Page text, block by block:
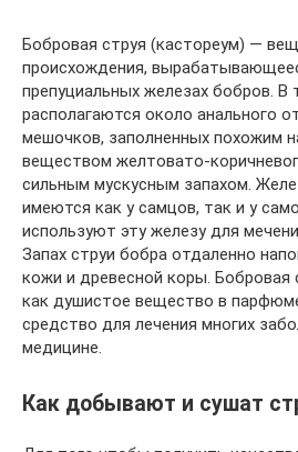
Бобровая струя (кастореум) —
происхождения,
препуциальных железах бобров. В
располагаются около анального
мешочков, заполненных похожим
веществом желтовато-
сильным мускусным запахом.
имеются как у самцов, так и у
используют эту железу для
Запах струи бобра отдаленно
кожи и древесной коры. Бобровая
как душистое вещество в
средство для лечения многих
медицине.
Как добывают и сушат